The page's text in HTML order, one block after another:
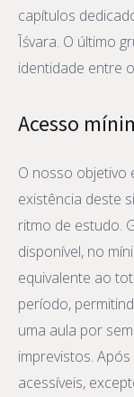
capítulos
Īśvara. O último
identidade entre
Acesso
O nosso objetivo
existência deste
ritmo de estudo.
disponível, no
equivalente ao
período,
uma aula por
imprevistos.
acessíveis,